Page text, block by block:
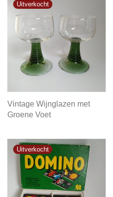
Vintage Wijnglazen met
Groene Voet